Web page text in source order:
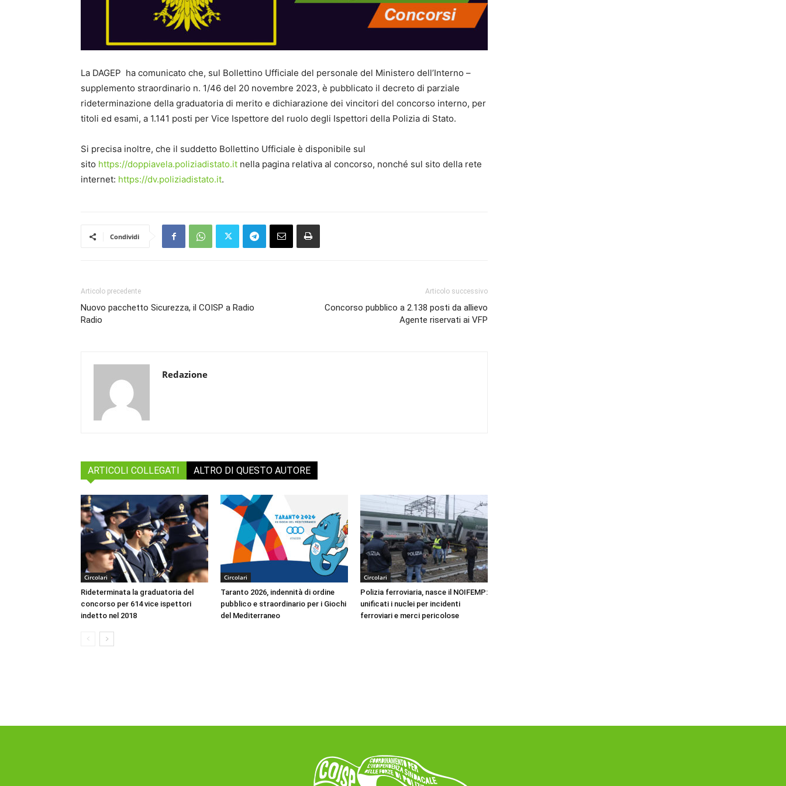
La DAGEP ha comunicato che, sul Bollettino Ufficiale del personale del Ministero dell’Interno –
supplemento straordinario n. 1/46 del 20 novembre 2023, è pubblicato il decreto di parziale
rideterminazione della graduatoria di merito e dichiarazione dei vincitori del concorso interno, per
titoli ed esami, a 1.141 posti per Vice Ispettore del ruolo degli Ispettori della Polizia di Stato.
Si precisa inoltre, che il suddetto Bollettino Ufficiale è disponibile sul
sito https://doppiavela.poliziadistato.it nella pagina relativa al concorso, nonché sul sito della rete
internet: https://dv.poliziadistato.it.
Condividi
Articolo precedente
Nuovo pacchetto Sicurezza, il COISP a Radio
Radio
Articolo successivo
Concorso pubblico a 2.138 posti da allievo
Agente riservati ai VFP
Redazione
ARTICOLI COLLEGATI ALTRO DI QUESTO AUTORE
Circolari
Rideterminata la graduatoria del
concorso per 614 vice ispettori
indetto nel 2018
Circolari
Taranto 2026, indennità di ordine
pubblico e straordinario per i Giochi
del Mediterraneo
Circolari
Polizia ferroviaria, nasce il NOIFEMP:
unificati i nuclei per incidenti
ferroviari e merci pericolose